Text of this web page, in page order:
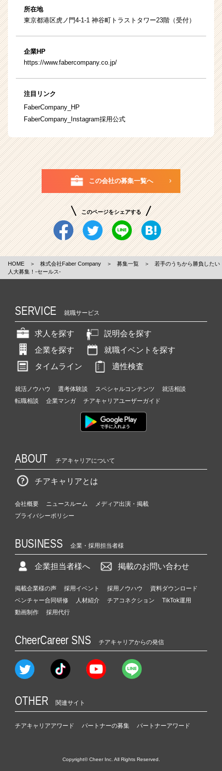
所在地
東京都港区虎ノ門4-1-1 神谷町トラストタワー23階（受付）
企業HP
https://www.fabercompany.co.jp/
注目リンク
FaberCompany_HP
FaberCompany_Instagram採用公式
この会社の募集一覧へ
このページをシェアする
HOME ＞ 株式会社Faber Company ＞ 募集一覧 ＞
若手のうちから勝負したい
人大募集！-セールス-
SERVICE 就職サービス
求人を探す
説明会を探す
企業を探す
就職イベントを探す
タイムライン
適性検査
就活ノウハウ 選考体験談 スペシャルコンテンツ
就活相談
転職相談
企業マンガ チアキャリアユーザーガイド
ABOUT チアキャリアについて
チアキャリアとは
会社概要 ニュースルーム
メディア出演・掲載
プライバシーポリシー
BUSINESS 企業・採用担当者様
企業担当者様へ 掲載のお問い合わせ
掲載企業様の声 採用イベント 採用ノウハウ
資料ダウンロード
ベンチャー合同研修
人材紹介 チアコネクション
TikTok運用
動画制作
採用代行
CheerCareer SNS チアキャリアからの発信
OTHER 関連サイト
チアキャリアアワード パートナーの募集 パートナーアワード
Copyright© Cheer Inc. All Rights Reserved.